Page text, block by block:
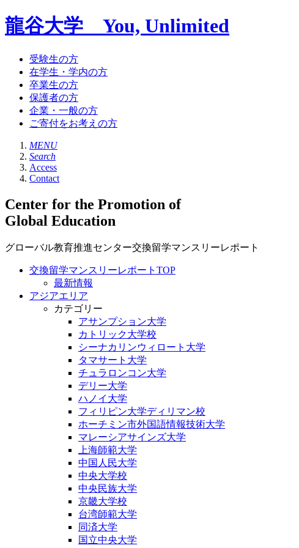
龍谷大学 You, Unlimited
受験生の方
在学生・学内の方
卒業生の方
保護者の方
企業・一般の方
ご寄付をお考えの方
MENU
Search
Access
Contact
Center for the Promotion of
Global Education
グローバル教育推進センター交換留学マンスリーレポート
交換留学マンスリーレポートTOP
最新情報
アジアエリア
カテゴリー
アサンプション大学
カトリック大学校
シーナカリンウィロート大学
タマサート大学
チュラロンコン大学
デリー大学
ハノイ大学
フィリピン大学ディリマン校
ホーチミン市外国語情報技術大学
マレーシアサインズ大学
上海師範大学
中国人民大学
中央大学校
中央民族大学
京畿大学校
台湾師範大学
同済大学
国立中央大学